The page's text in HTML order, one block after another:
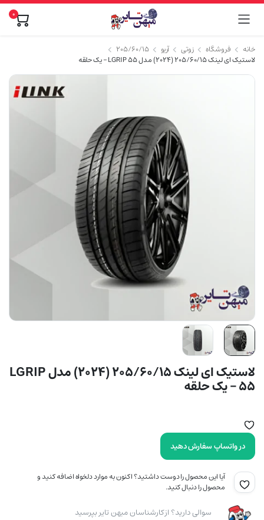
0
خانه فروشگاه زوتی آریو
۲۰۵/۶۰/۱۵
لاستیک ای لینک 205/60/15 (2024) مدل LGRIP 55 – یک حلقه
لاستیک ای لینک 205/60/15 (2024) مدل LGRIP
55 – یک حلقه
در واتساپ سفارش دهید
آیا این محصول را دوست داشتید؟ اکنون به موارد دلخواه اضافه کنید و
محصول را دنبال کنید.
سوالی دارید؟ از کارشناسان میهن تایر بپرسید